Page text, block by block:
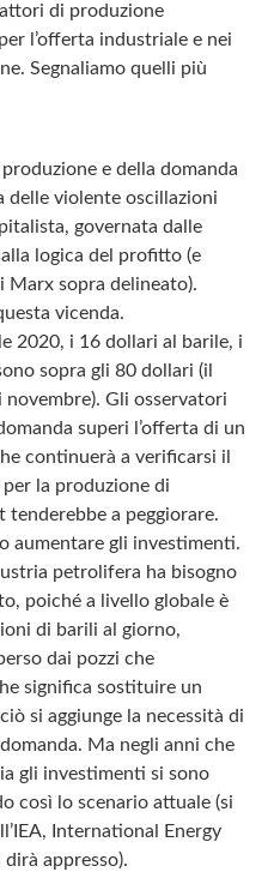
di produzione
l’offerta industriale e nei
Segnaliamo quelli più
produzione e della domanda
delle violente oscillazioni
governata dalle
logica del profitto (e
Marx sopra delineato).
vicenda.
2020, i 16 dollari al barile, i
sopra gli 80 dollari (il
Gli osservatori
superi l’offerta di un
continuerà a verificarsi il
la produzione di
a peggiorare.
aumentare gli investimenti.
petrolifera ha bisogno
poiché a livello globale è
di barili al giorno,
dai pozzi che
significa sostituire un
si aggiunge la necessità di
Ma negli anni che
gli investimenti si sono
così lo scenario attuale (si
International Energy
appresso).